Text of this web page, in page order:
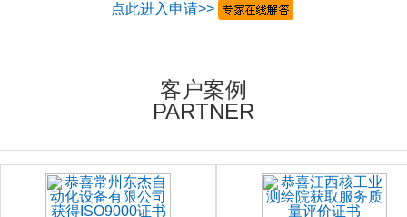
点此进入申请>>
客户案例
PARTNER